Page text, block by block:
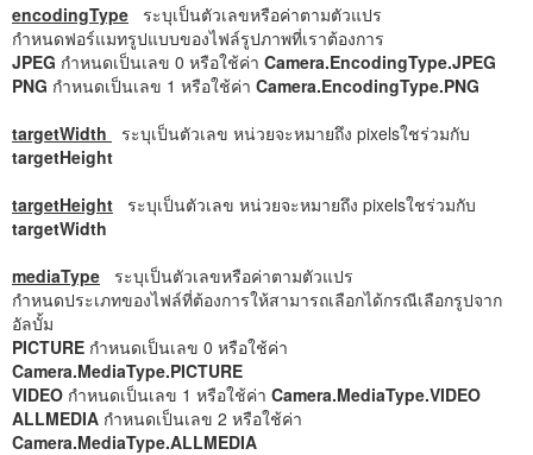
encodingType ระบุเป็นตัวเลขหรือค่าตามตัวแปร
กำหนดฟอร์แมทรูปแบบของไฟล์รูปภาพที่เราต้องการ
JPEG กำหนดเป็นเลข 0 หรือใช้ค่า Camera.EncodingType.JPEG
PNG กำหนดเป็นเลข 1 หรือใช้ค่า Camera.EncodingType.PNG
targetWidth
ระบุเป็นตัวเลข หน่วยจะหมายถึง pixelsใชร่วมกับ
targetHeight
targetHeight ระบุเป็นตัวเลข หน่วยจะหมายถึง pixelsใชร่วมกับ
targetWidth
mediaType ระบุเป็นตัวเลขหรือค่าตามตัวแปร
กำหนดประเภทของไฟล์ที่ต้องการให้สามารถเลือกได้กรณีเลือกรูปจาก
อัลบั้ม
PICTURE กำหนดเป็นเลข 0 หรือใช้ค่า
Camera.MediaType.PICTURE
VIDEO กำหนดเป็นเลข 1 หรือใช้ค่า Camera.MediaType.VIDEO
ALLMEDIA กำหนดเป็นเลข 2 หรือใช้ค่า
Camera.MediaType.ALLMEDIA